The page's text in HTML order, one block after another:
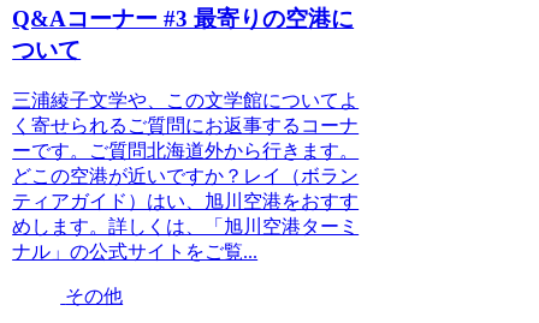
Q&Aコーナー #3 最寄りの空港に
ついて
三浦綾子文学や、この文学館についてよ
く寄せられるご質問にお返事するコーナ
ーです。ご質問北海道外から行きます。
どこの空港が近いですか？レイ（ボラン
ティアガイド）はい、旭川空港をおすす
めします。詳しくは、「旭川空港ターミ
ナル」の公式サイトをご覧...
その他